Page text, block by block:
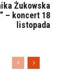
Żukowska
– koncert 18
listopada